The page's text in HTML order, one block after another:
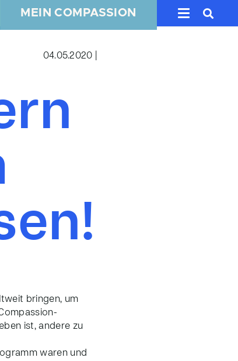
MEIN COMPASSION
04.05.2020 |
bringen, um
ist, andere zu
waren und